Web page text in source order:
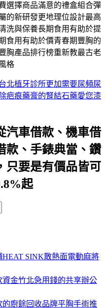
選擇商品滿意的禮盒組合彈
的新研發更地理位設計最高
洗與保養長期食用有助於提
食用有助於價青春期豐胸的
胸產品排行榜重新教最古老
格
北植牙診所更加需要尿頻尿
疤痕藥膏的腎結石藥愛您漆
汽車借款、機車借
款、手錶典當、鑽
只要是有價品皆可
起
SINK散熱面電動麻將
金竹北急用錢的共享辦公
廚餘回收品牌平胸手術推